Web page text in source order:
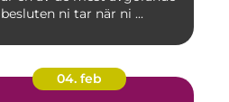
besluten ni tar när ni ...
04. feb